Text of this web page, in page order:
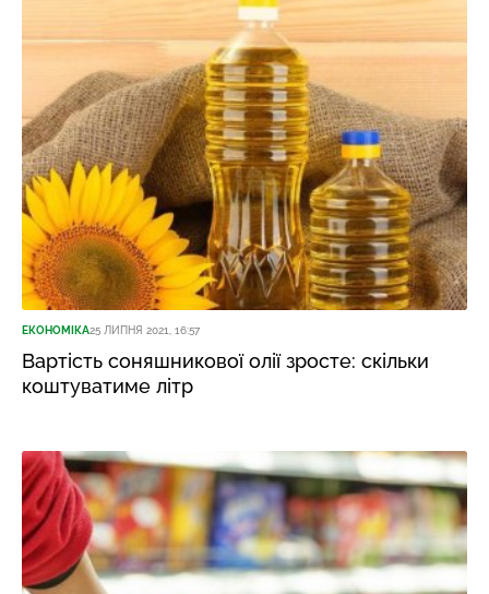
ЕКОНОМІКА25 ЛИПНЯ 2021, 16:57
Вартість соняшникової олії зросте: скільки
коштуватиме літр